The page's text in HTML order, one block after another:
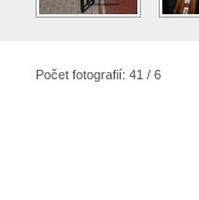
Počet fotografií: 41 / 6